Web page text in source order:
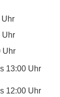
Uhr
Uhr
Uhr
13:00 Uhr
12:00 Uhr